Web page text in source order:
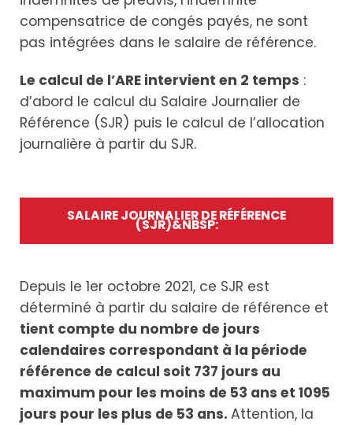
compensatrice de congés payés, ne sont
pas intégrées dans le salaire de référence.
Le calcul de l’ARE intervient en 2 temps :
d’abord le calcul du Salaire Journalier de
Référence (SJR) puis le calcul de l’allocation
journalière à partir du SJR.
SALAIRE JOURNALIER DE RÉFÉRENCE
(SJR)&NBSP:
Depuis le 1er octobre 2021, ce SJR est
déterminé à partir du salaire de référence et
tient compte du nombre de jours
calendaires correspondant à la période
référence de calcul soit 737 jours au
maximum pour les moins de 53 ans et 1095
jours pour les plus de 53 ans. Attention, la